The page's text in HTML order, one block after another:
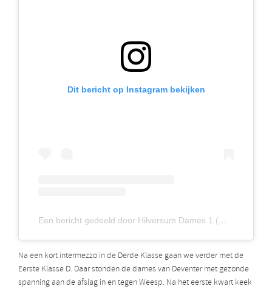
Dit bericht op Instagram bekijken
Een bericht gedeeld door Hilversum Dames 1 (@hilversumdames1)
Na een kort intermezzo in de Derde Klasse gaan we verder met de
Eerste Klasse D. Daar stonden de dames van Deventer met gezonde
spanning aan de afslag in en tegen Weesp. Na het eerste kwart keek